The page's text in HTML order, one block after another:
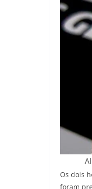
Os dois
foram